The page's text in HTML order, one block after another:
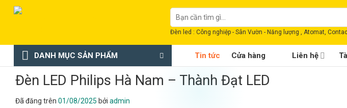
Chuyển
dung
Tìm
kiếm:
Đèn led : Công nghiệp - Sân Vườn - Năng lượng , Atomat,
DANH MỤC SẢN PHẨM Tin tức Cửa hàng Liên hệ
Đèn LED Philips Hà Nam – Thành Đạt LED
Đã đăng trên 01/08/2025 bởi admin